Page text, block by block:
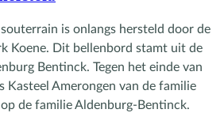
is onlangs hersteld door de
Koene. Dit bellenbord stamt uit de
Bentinck. Tegen het einde van
Kasteel Amerongen van de familie
op de familie Aldenburg-Bentinck.